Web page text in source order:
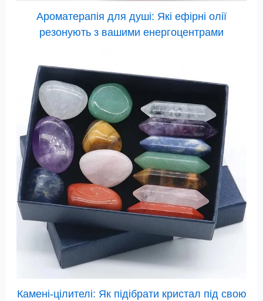
Ароматерапія для душі: Які ефірні олії
резонують з вашими енергоцентрами
Камені-цілителі: Як підібрати кристал під свою